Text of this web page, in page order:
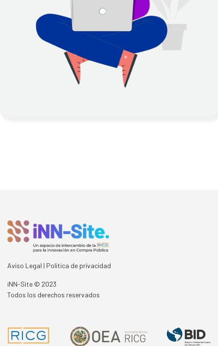
Aviso Legal | Política de privacidad
iNN-Site © 2023
Todos los derechos reservados